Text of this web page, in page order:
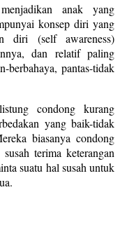
anak yang
konsep diri yang
diri (self awareness)
dan relatif paling
berbahaya, pantas-tidak
condong kurang
yang baik-tidak
biasanya condong
terima keterangan
suatu hal susah untuk